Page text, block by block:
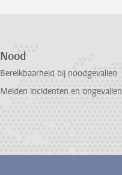
Nood
Bereikbaarheid bij noodgevallen
Melden incidenten en ongevallen